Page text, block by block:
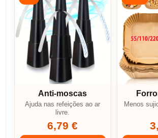
Anti-moscas
Ajuda nas refeições ao ar
livre.
6,79 €
Menos